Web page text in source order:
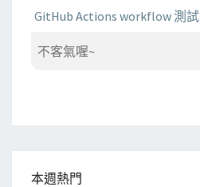
GitHub Actions workflow 測試
不客氣喔~
本週熱門